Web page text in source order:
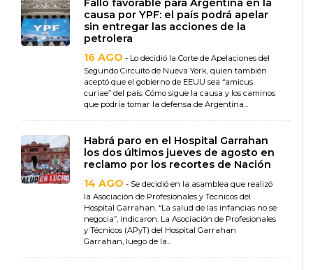
Fallo favorable para Argentina en la
causa por YPF: el país podrá apelar
sin entregar las acciones de la
petrolera
16 AGO - Lo decidió la Corte de Apelaciones del
Segundo Circuito de Nueva York, quien también
aceptó que el gobierno de EEUU sea “amicus
curiae” del país. Cómo sigue la causa y los caminos
que podría tomar la defensa de Argentina...
Habrá paro en el Hospital Garrahan
los dos últimos jueves de agosto en
reclamo por los recortes de Nación
14 AGO - Se decidió en la asamblea que realizó
la Asociación de Profesionales y Técnicos del
Hospital Garrahan. “La salud de las infancias no se
negocia”, indicaron. La Asociación de Profesionales
y Técnicos (APyT) del Hospital Garrahan
Garrahan, luego de la...